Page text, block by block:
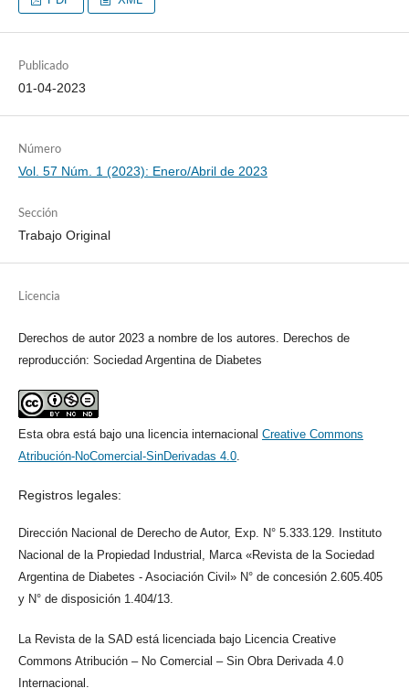
Publicado
01-04-2023
Número
Vol. 57 Núm. 1 (2023): Enero/Abril de 2023
Sección
Trabajo Original
Licencia
Derechos de autor 2023 a nombre de los autores. Derechos de
reproducción: Sociedad Argentina de Diabetes
Esta obra está bajo una licencia internacional Creative Commons
Atribución-NoComercial-SinDerivadas 4.0.
Registros legales:
Dirección Nacional de Derecho de Autor, Exp. N° 5.333.129. Instituto
Nacional de la Propiedad Industrial, Marca «Revista de la Sociedad
Argentina de Diabetes - Asociación Civil» N° de concesión 2.605.405
y N° de disposición 1.404/13.
La Revista de la SAD está licenciada bajo Licencia Creative
Commons Atribución – No Comercial – Sin Obra Derivada 4.0
Internacional.